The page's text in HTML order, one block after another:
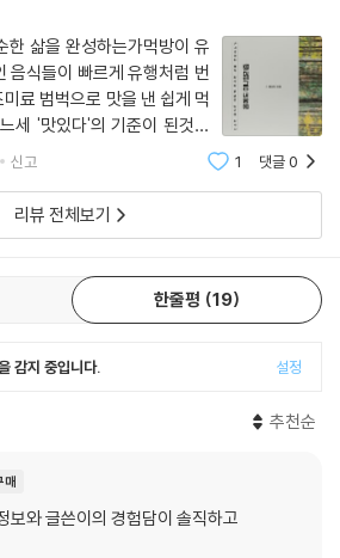
한 삶을 완성하는가먹방이 유
음식들이 빠르게 유행처럼 번
료 범벅으로 맛을 낸 쉽게 먹
세 '맛있다'의 기준이 된것같
어도 살찌지 않는 체질을 자랑
좋아하고 간식을 안 좋아했고
니다. 그러다
신고 1 댓글0
리뷰 전체보기
한줄평 19
감지 중입니다. 설정
추천순
매
보와 글쓴이의 경험담이 솔직하고